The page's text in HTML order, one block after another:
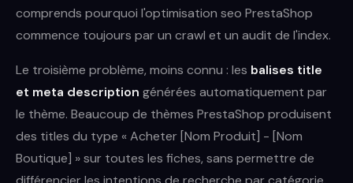
comprends pourquoi l'optimisation seo PrestaShop
commence toujours par un crawl et un audit de l'index.
Le troisième problème, moins connu : les balises title
et meta description générées automatiquement par
le thème. Beaucoup de thèmes PrestaShop produisent
des titles du type « Acheter [Nom Produit] - [Nom
Boutique] » sur toutes les fiches, sans permettre de